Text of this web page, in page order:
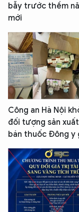
bẫy trước thềm
mới
Công an Hà Nội
đối tượng sản
bán thuốc Đông y